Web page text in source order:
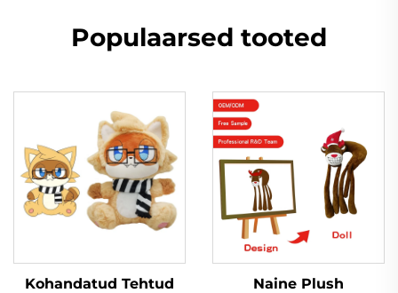
Populaarsed tooted
Kohandatud Tehtud
Naine Plush